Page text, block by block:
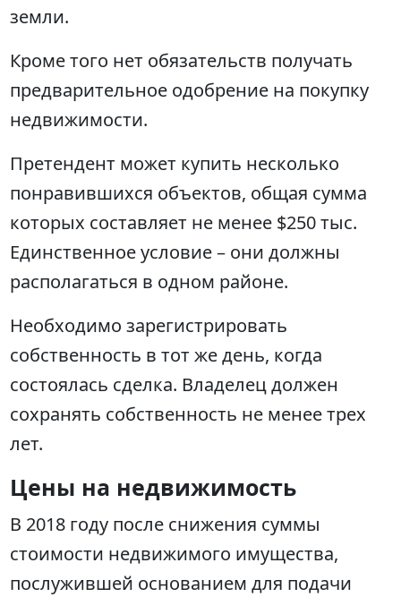
земли.
Кроме того нет обязательств получать
предварительное одобрение на покупку
недвижимости.
Претендент может купить несколько
понравившихся объектов, общая сумма
которых составляет не менее $250 тыс.
Единственное условие – они должны
располагаться в одном районе.
Необходимо зарегистрировать
собственность в тот же день, когда
состоялась сделка. Владелец должен
сохранять собственность не менее трех
лет.
Цены на недвижимость
В 2018 году после снижения суммы
стоимости недвижимого имущества,
послужившей основанием для подачи